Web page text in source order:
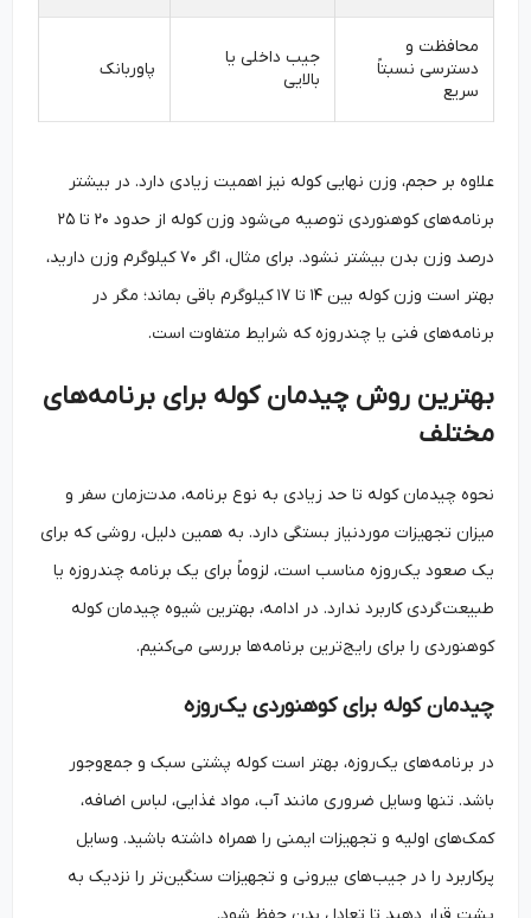
محافظت و
دسترسی نسبتاً
جیب داخلی یا
بالایی
پاوربانک
علاوه بر حجم، وزن نهایی کوله نیز اهمیت زیادی دارد. در بیشتر
برنامه‌های کوهنوردی توصیه می‌شود وزن کوله از حدود ۲۰ تا ۲۵
درصد وزن بدن بیشتر نشود. برای مثال، اگر ۷۰ کیلوگرم وزن دارید،
بهتر است وزن کوله بین ۱۴ تا ۱۷ کیلوگرم باقی بماند؛ مگر در
برنامه‌های فنی یا چندروزه که شرایط متفاوت است.
بهترین روش چیدمان کوله برای برنامه‌های
مختلف
نحوه چیدمان کوله تا حد زیادی به نوع برنامه، مدت‌زمان سفر و
میزان تجهیزات موردنیاز بستگی دارد. به همین دلیل، روشی که برای
یک صعود یک‌روزه مناسب است، لزوماً برای یک برنامه چندروزه یا
طبیعت‌گردی کاربرد ندارد. در ادامه، بهترین شیوه چیدمان کوله
کوهنوردی را برای رایج‌ترین برنامه‌ها بررسی می‌کنیم.
چیدمان کوله برای کوهنوردی یک‌روزه
در برنامه‌های یک‌روزه، بهتر است کوله پشتی سبک و جمع‌وجور
باشد. تنها وسایل ضروری مانند آب، مواد غذایی، لباس اضافه،
کمک‌های اولیه و تجهیزات ایمنی را همراه داشته باشید. وسایل
پرکاربرد را در جیب‌های بیرونی و تجهیزات سنگین‌تر را نزدیک به